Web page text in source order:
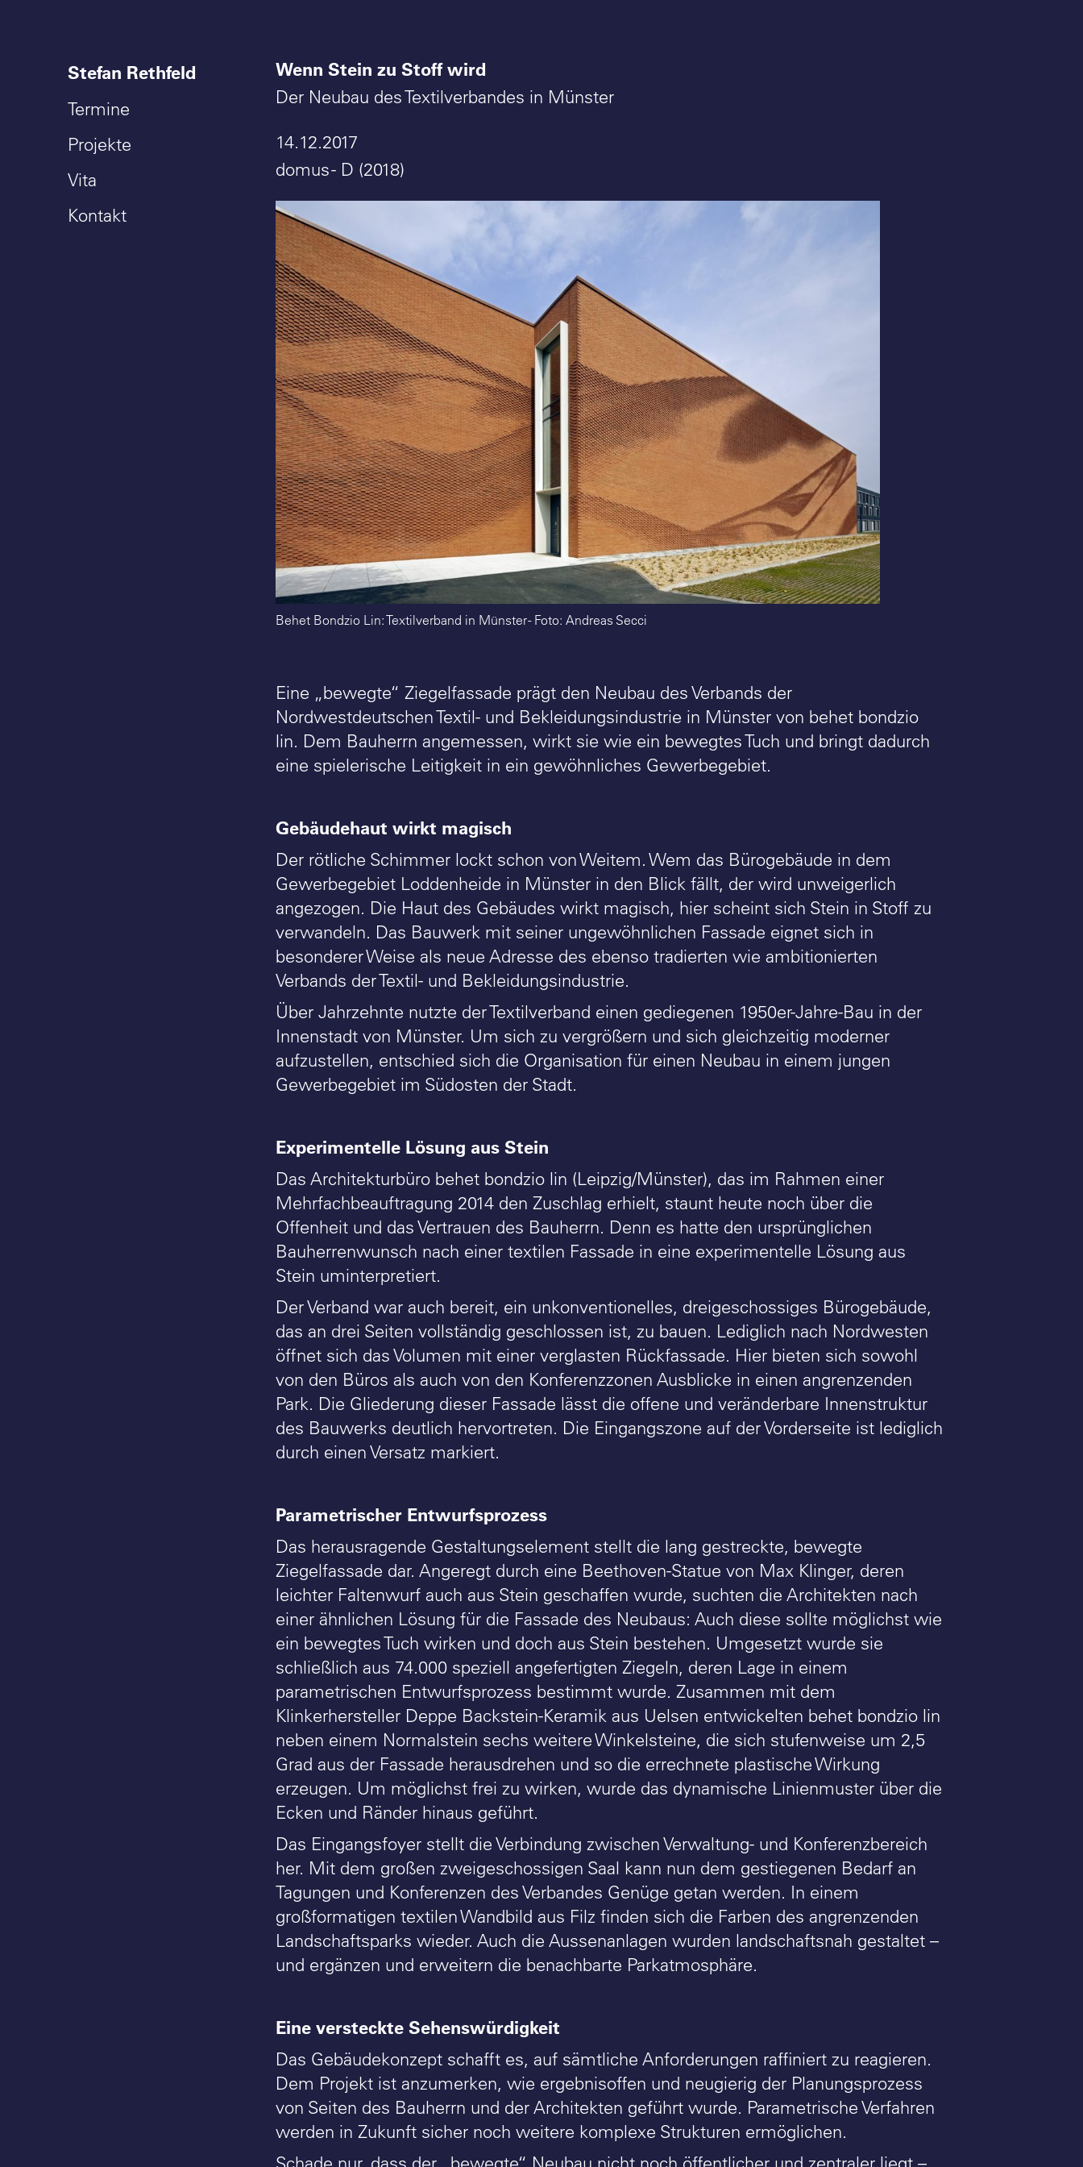
Stefan Rethfeld
Termine
Projekte
Vita
Kontakt
Wenn Stein zu Stoff wird
Der Neubau des Textilverbandes in Münster
14.12.2017
domus - D (2018)
Behet Bondzio Lin: Textilverband in Münster - Foto: Andreas Secci
Eine „bewegte“ Ziegelfassade prägt den Neubau des Verbands der
Nordwestdeutschen Textil- und Bekleidungsindustrie in Münster von behet bondzio
lin. Dem Bauherrn angemessen, wirkt sie wie ein bewegtes Tuch und bringt dadurch
eine spielerische Leitigkeit in ein gewöhnliches Gewerbegebiet.
Gebäudehaut wirkt magisch
Der rötliche Schimmer lockt schon von Weitem. Wem das Bürogebäude in dem
Gewerbegebiet Loddenheide in Münster in den Blick fällt, der wird unweigerlich
angezogen. Die Haut des Gebäudes wirkt magisch, hier scheint sich Stein in Stoff zu
verwandeln. Das Bauwerk mit seiner ungewöhnlichen Fassade eignet sich in
besonderer Weise als neue Adresse des ebenso tradierten wie ambitionierten
Verbands der Textil- und Bekleidungsindustrie.
Über Jahrzehnte nutzte der Textilverband einen gediegenen 1950er-Jahre-Bau in der
Innenstadt von Münster. Um sich zu vergrößern und sich gleichzeitig moderner
aufzustellen, entschied sich die Organisation für einen Neubau in einem jungen
Gewerbegebiet im Südosten der Stadt.
Experimentelle Lösung aus Stein
Das Architekturbüro behet bondzio lin (Leipzig/Münster), das im Rahmen einer
Mehrfachbeauftragung 2014 den Zuschlag erhielt, staunt heute noch über die
Offenheit und das Vertrauen des Bauherrn. Denn es hatte den ursprünglichen
Bauherrenwunsch nach einer textilen Fassade in eine experimentelle Lösung aus
Stein uminterpretiert.
Der Verband war auch bereit, ein unkonventionelles, dreigeschossiges Bürogebäude,
das an drei Seiten vollständig geschlossen ist, zu bauen. Lediglich nach Nordwesten
öffnet sich das Volumen mit einer verglasten Rückfassade. Hier bieten sich sowohl
von den Büros als auch von den Konferenzzonen Ausblicke in einen angrenzenden
Park. Die Gliederung dieser Fassade lässt die offene und veränderbare Innenstruktur
des Bauwerks deutlich hervortreten. Die Eingangszone auf der Vorderseite ist lediglich
durch einen Versatz markiert.
Parametrischer Entwurfsprozess
Das herausragende Gestaltungselement stellt die lang gestreckte, bewegte
Ziegelfassade dar. Angeregt durch eine Beethoven-Statue von Max Klinger, deren
leichter Faltenwurf auch aus Stein geschaffen wurde, suchten die Architekten nach
einer ähnlichen Lösung für die Fassade des Neubaus: Auch diese sollte möglichst wie
ein bewegtes Tuch wirken und doch aus Stein bestehen. Umgesetzt wurde sie
schließlich aus 74.000 speziell angefertigten Ziegeln, deren Lage in einem
parametrischen Entwurfsprozess bestimmt wurde. Zusammen mit dem
Klinkerhersteller Deppe Backstein-Keramik aus Uelsen entwickelten behet bondzio lin
neben einem Normalstein sechs weitere Winkelsteine, die sich stufenweise um 2,5
Grad aus der Fassade herausdrehen und so die errechnete plastische Wirkung
erzeugen. Um möglichst frei zu wirken, wurde das dynamische Linienmuster über die
Ecken und Ränder hinaus geführt.
Das Eingangsfoyer stellt die Verbindung zwischen Verwaltung- und Konferenzbereich
her. Mit dem großen zweigeschossigen Saal kann nun dem gestiegenen Bedarf an
Tagungen und Konferenzen des Verbandes Genüge getan werden. In einem
großformatigen textilen Wandbild aus Filz finden sich die Farben des angrenzenden
Landschaftsparks wieder. Auch die Aussenanlagen wurden landschaftsnah gestaltet –
und ergänzen und erweitern die benachbarte Parkatmosphäre.
Eine versteckte Sehenswürdigkeit
Das Gebäudekonzept schafft es, auf sämtliche Anforderungen raffiniert zu reagieren.
Dem Projekt ist anzumerken, wie ergebnisoffen und neugierig der Planungsprozess
von Seiten des Bauherrn und der Architekten geführt wurde. Parametrische Verfahren
werden in Zukunft sicher noch weitere komplexe Strukturen ermöglichen.